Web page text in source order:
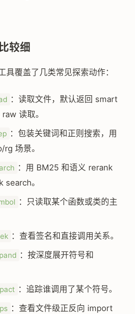
较细
具覆盖了几类常见探索动作：
：读取文件，默认返回 smart
读取。
：包装关键词和正则搜索，用
场景。
：用 BM25 和语义 rerank
search。
：只读取某个函数或类的主
：查看签名和直接调用关系。
：按深度展开符号和
：追踪谁调用了某个符号。
：查看文件级正反向 import